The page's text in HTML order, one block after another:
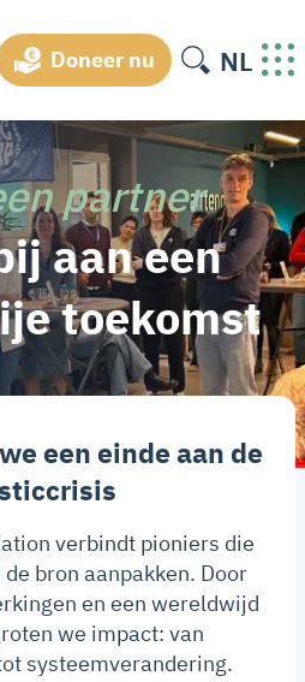
Doneer nu NL
partner
aan een
toekomst
een einde aan de
verbindt pioniers die
bron aanpakken. Door
en een wereldwijd
we impact: van
systeemverandering.